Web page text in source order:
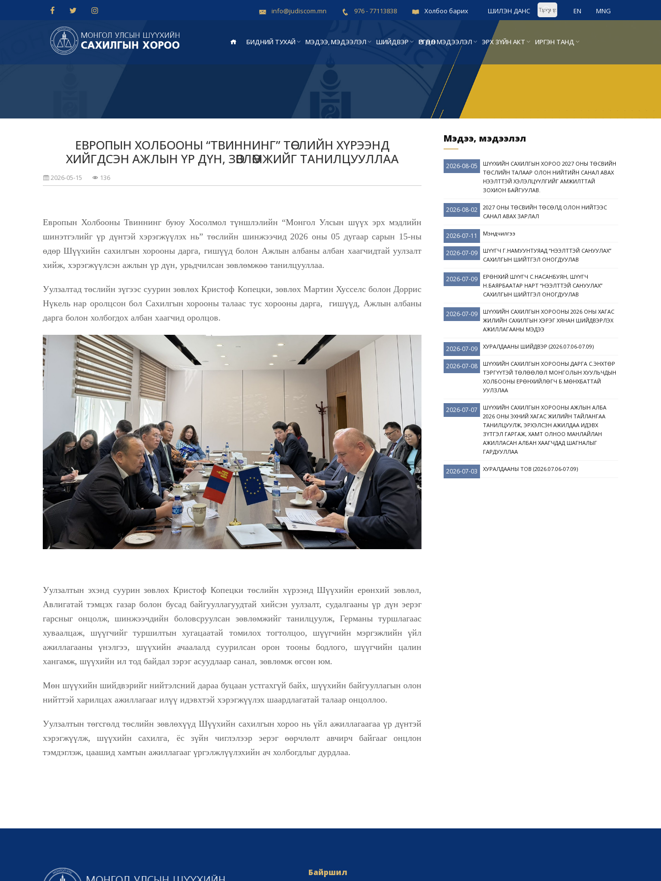
info@judiscom.mn 976 - 77113838 Холбоо барих ШИЛЭН ДАНС EN MNG
БИДНИЙ ТУХАЙ МЭДЭЭ, МЭДЭЭЛЭЛ ШИЙДВЭР ӨРГӨДӨЛ МЭДЭЭЛЭЛ ЭРХ ЗҮЙН АКТ ИРГЭН ТАНД
ЕВРОПЫН ХОЛБООНЫ “ТВИННИНГ” ТӨСЛИЙН ХҮРЭЭНД
ХИЙГДСЭН АЖЛЫН ҮР ДҮН, ЗӨВЛӨМЖИЙГ ТАНИЛЦУУЛЛАА
2026-05-15 136
Европын Холбооны Твиннинг буюу Хосолмол түншлэлийн “Монгол Улсын шүүх эрх мэдлийн
шинэтгэлийг үр дүнтэй хэрэгжүүлэх нь” төслийн шинжээчид 2026 оны 05 дугаар сарын 15-ны
өдөр Шүүхийн сахилгын хорооны дарга, гишүүд болон Ажлын албаны албан хаагчидтай уулзалт
хийж, хэрэгжүүлсэн ажлын үр дүн, урьдчилсан зөвлөмжөө танилцууллаа.
Уулзалтад төслийн зүгээс суурин зөвлөх Кристоф Копецки, зөвлөх Мартин Хусселс болон Доррис
Нүкель нар оролцсон бол Сахилгын хорооны талаас тус хорооны дарга, гишүүд, Ажлын албаны
дарга болон холбогдох албан хаагчид оролцов.
Уулзалтын эхэнд суурин зөвлөх Кристоф Копецки төслийн хүрээнд Шүүхийн ерөнхий зөвлөл,
Авлигатай тэмцэх газар болон бусад байгууллагуудтай хийсэн уулзалт, судалгааны үр дүн эерэг
гарсныг онцолж, шинжээчдийн боловсруулсан зөвлөмжийг танилцуулж, Германы туршлагаас
хуваалцаж, шүүгчийг туршилтын хугацаатай томилох тогтолцоо, шүүгчийн мэргэжлийн үйл
ажиллагааны үнэлгээ, шүүхийн ачаалалд суурилсан орон тооны бодлого, шүүгчийн цалин
хангамж, шүүхийн ил тод байдал зэрэг асуудлаар санал, зөвлөмж өгсөн юм.
Мөн шүүхийн шийдвэрийг нийтэлсний дараа буцаан устгахгүй байх, шүүхийн байгууллагын олон
нийттэй харилцах ажиллагааг илүү идэвхтэй хэрэгжүүлэх шаардлагатай талаар онцоллоо.
Уулзалтын төгсгөлд төслийн зөвлөхүүд Шүүхийн сахилгын хороо нь үйл ажиллагаагаа үр дүнтэй
хэрэгжүүлж, шүүхийн сахилга, ёс зүйн чиглэлээр эерэг өөрчлөлт авчирч байгааг онцлон
тэмдэглэж, цаашид хамтын ажиллагааг үргэлжлүүлэхийн ач холбогдлыг дурдлаа.
Мэдээ, мэдээлэл
2026-08-05
ШҮҮХИЙН САХИЛГЫН ХОРОО 2027 ОНЫ ТӨСВИЙН
ТӨСЛИЙН ТАЛААР ОЛОН НИЙТИЙН САНАЛ АВАХ
НЭЭЛТТЭЙ ХЭЛЭЛЦҮҮЛГИЙГ АМЖИЛТТАЙ
ЗОХИОН БАЙГУУЛАВ.
2026-08-02
2027 ОНЫ ТӨСВИЙН ТӨСӨЛД ОЛОН НИЙТЭЭС
САНАЛ АВАХ ЗАРЛАЛ
2026-07-11 Мэндчилгээ
2026-07-09
ШҮҮГЧ Г.НАМУУНТУЯАД “НЭЭЛТТЭЙ САНУУЛАХ”
САХИЛГЫН ШИЙТГЭЛ ОНОГДУУЛАВ
2026-07-09
ЕРӨНХИЙ ШҮҮГЧ С.НАСАНБУЯН, ШҮҮГЧ
Н.БАЯРБААТАР НАРТ “НЭЭЛТТЭЙ САНУУЛАХ”
САХИЛГЫН ШИЙТГЭЛ ОНОГДУУЛАВ
2026-07-09
ШҮҮХИЙН САХИЛГЫН ХОРООНЫ 2026 ОНЫ ХАГАС
ЖИЛИЙН САХИЛГЫН ХЭРЭГ ХЯНАН ШИЙДВЭРЛЭХ
АЖИЛЛАГААНЫ МЭДЭЭ
2026-07-09 ХУРАЛДААНЫ ШИЙДВЭР (2026.07.06-07.09)
2026-07-08
ШҮҮХИЙН САХИЛГЫН ХОРООНЫ ДАРГА С.ЭНХТӨР
ТЭРГҮҮТЭЙ ТӨЛӨӨЛӨЛ МОНГОЛЫН ХУУЛЬЧДЫН
ХОЛБООНЫ ЕРӨНХИЙЛӨГЧ Б.МӨНХБАТТАЙ
УУЛЗЛАА
2026-07-07
ШҮҮХИЙН САХИЛГЫН ХОРООНЫ АЖЛЫН АЛБА
2026 ОНЫ ЭХНИЙ ХАГАС ЖИЛИЙН ТАЙЛАНГАА
ТАНИЛЦУУЛЖ, ЭРХЭЛСЭН АЖИЛДАА ИДЭВХ
ЗҮТГЭЛ ГАРГАЖ, ХАМТ ОЛНОО МАНЛАЙЛАН
АЖИЛЛАСАН АЛБАН ХААГЧДАД ШАГНАЛЫГ
ГАРДУУЛЛАА
2026-07-03 ХУРАЛДААНЫ ТОВ (2026.07.06-07.09)
Байршил